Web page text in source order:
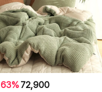
63%72,900